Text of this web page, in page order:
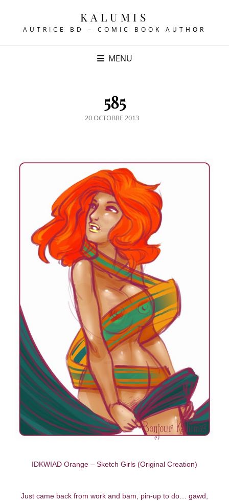
KALUMIS
AUTRICE BD – COMIC BOOK AUTHOR
MENU
585
POSTED
20 OCTOBRE 2013
IDKWIAD Orange – Sketch Girls (Original Creation)
Just came back from work and bam, pin-up to do… gawd,